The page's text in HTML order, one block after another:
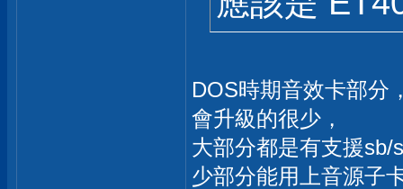
DOS時期音效卡部分
會升級的很少，
大部分都是有支援sb/
少部分能用上音源子